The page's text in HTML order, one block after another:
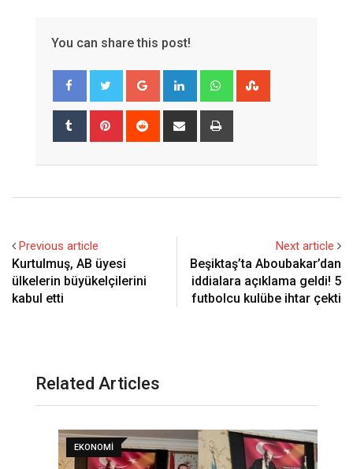
You can share this post!
Google+ LinkedIn Whatsapp
Tumblr Pinterest Reddit
Share
Previous article
Kurtulmuş, AB üyesi
ülkelerin büyükelçilerini
kabul etti
Next article
Beşiktaş’ta Aboubakar’dan
iddialara açıklama geldi! 5
futbolcu kulübe ihtar çekti
Related Articles
EKONOMI